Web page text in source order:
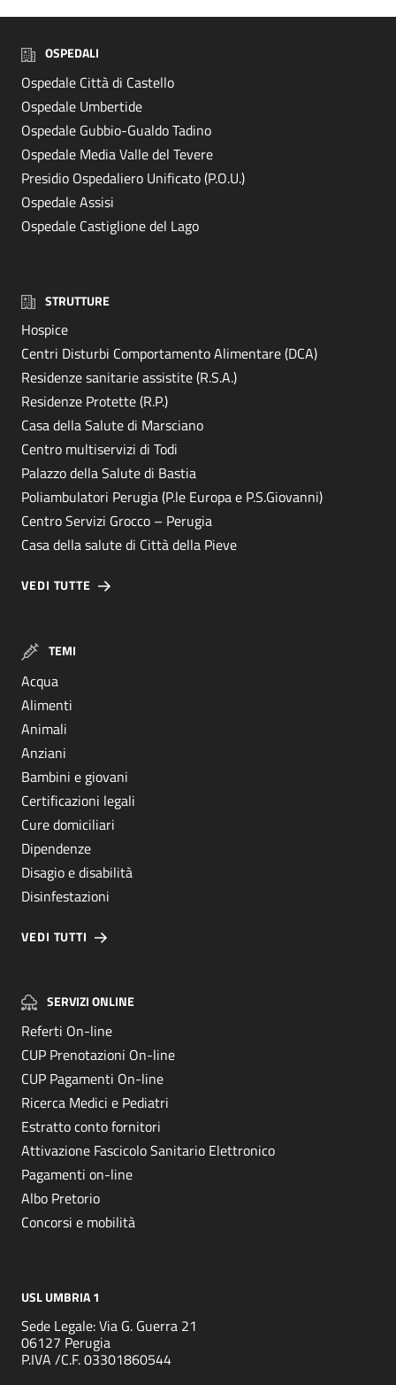
OSPEDALI
Ospedale Città di Castello
Ospedale Umbertide
Ospedale Gubbio-Gualdo Tadino
Ospedale Media Valle del Tevere
Presidio Ospedaliero Unificato (P.O.U.)
Ospedale Assisi
Ospedale Castiglione del Lago
STRUTTURE
Hospice
Centri Disturbi Comportamento Alimentare (DCA)
Residenze sanitarie assistite (R.S.A.)
Residenze Protette (R.P.)
Casa della Salute di Marsciano
Centro multiservizi di Todi
Palazzo della Salute di Bastia
Poliambulatori Perugia (P.le Europa e P.S.Giovanni)
Centro Servizi Grocco – Perugia
Casa della salute di Città della Pieve
VEDI TUTTE
TEMI
Acqua
Alimenti
Animali
Anziani
Bambini e giovani
Certificazioni legali
Cure domiciliari
Dipendenze
Disagio e disabilità
Disinfestazioni
VEDI TUTTI
SERVIZI ONLINE
Referti On-line
CUP Prenotazioni On-line
CUP Pagamenti On-line
Ricerca Medici e Pediatri
Estratto conto fornitori
Attivazione Fascicolo Sanitario Elettronico
Pagamenti on-line
Albo Pretorio
Concorsi e mobilità
USL UMBRIA 1
Sede Legale: Via G. Guerra 21
06127 Perugia
P.IVA /C.F. 03301860544